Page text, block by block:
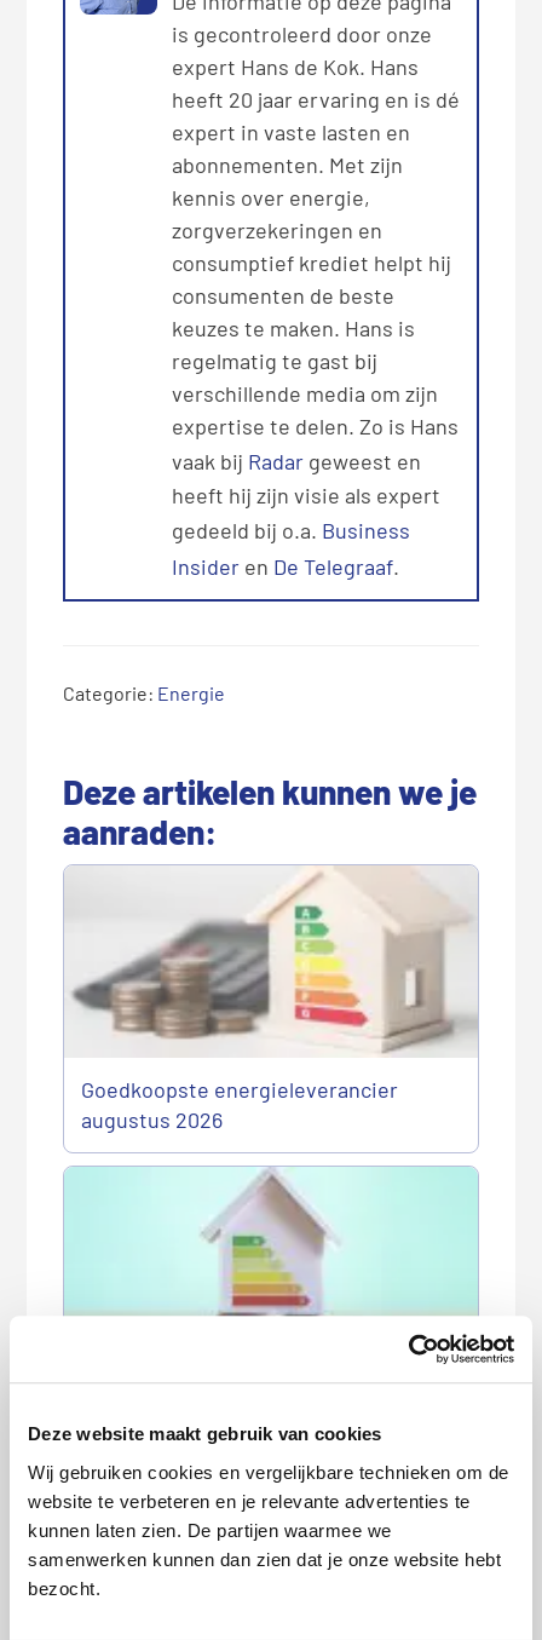
Deze website maakt gebruik van cookies
Wij gebruiken cookies en vergelijkbare technieken om de
website te verbeteren en je relevante advertenties te
kunnen laten zien. De partijen waarmee we
samenwerken kunnen dan zien dat je onze website hebt
bezocht.
is gecontroleerd door onze
expert Hans de Kok. Hans
heeft 20 jaar ervaring en is dé
expert in vaste lasten en
abonnementen. Met zijn
kennis over energie,
zorgverzekeringen en
consumptief krediet helpt hij
consumenten de beste
keuzes te maken. Hans is
regelmatig te gast bij
verschillende media om zijn
expertise te delen. Zo is Hans
vaak bij Radar geweest en
heeft hij zijn visie als expert
gedeeld bij o.a. Business
Insider en De Telegraaf.
Categorie: Energie
Deze artikelen kunnen we je
aanraden:
Goedkoopste energieleverancier
augustus 2026
Gasprijs bereikt hoogste niveau in 3,5